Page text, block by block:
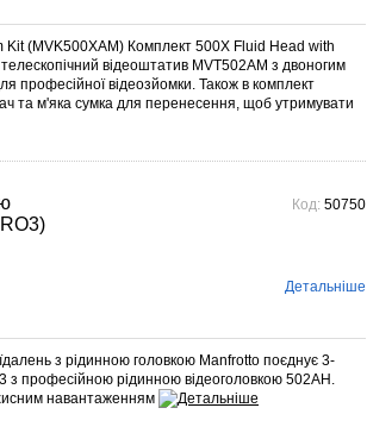
(MVK500XAM) Комплект 500X Fluid Head with
відеоштатив MVT502AM з двоногим
професійної відеозйомки. Також в комплект
та м'яка сумка для перенесення, щоб утримувати
Код: 50750
Детальніше
з рідинною головкою Manfrotto поєднує 3-
з професійною рідинною відеоголовкою 502AH.
навантаженням